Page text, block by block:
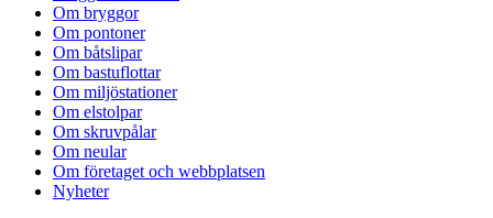
Om bryggor
Om pontoner
Om båtslipar
Om bastuflottar
Om miljöstationer
Om elstolpar
Om skruvpålar
Om neular
Om företaget och webbplatsen
Nyheter